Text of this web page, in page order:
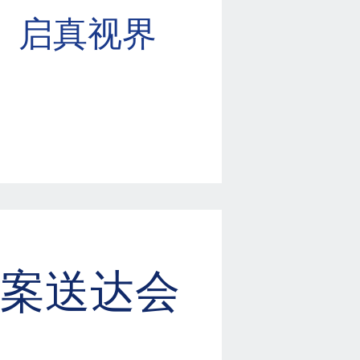
启真视界
送达会